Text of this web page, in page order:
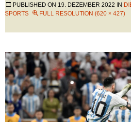
PUBLISHED ON 19. DEZEMBER 2022 IN
PORTS
FULL RESOLUTION (620 × 427)